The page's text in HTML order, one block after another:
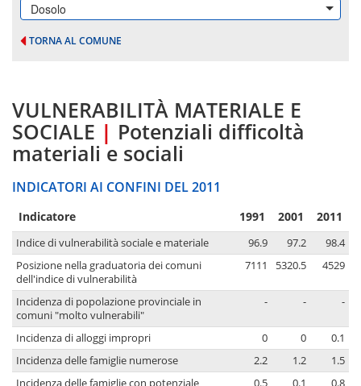
Dosolo
TORNA AL COMUNE
VULNERABILITÀ MATERIALE E
SOCIALE | Potenziali difficoltà
materiali e sociali
INDICATORI AI CONFINI DEL 2011
Indicatore 1991 2001 2011
Indice di vulnerabilità sociale e materiale 96.9 97.2
98.4
Posizione nella graduatoria dei comuni
dell'indice di vulnerabilità
7111 5320.5 4529
Incidenza di popolazione provinciale in
comuni "molto vulnerabili"
- - -
Incidenza di alloggi impropri 0 0
0.1
Incidenza delle famiglie numerose
2.2 1.2
1.5